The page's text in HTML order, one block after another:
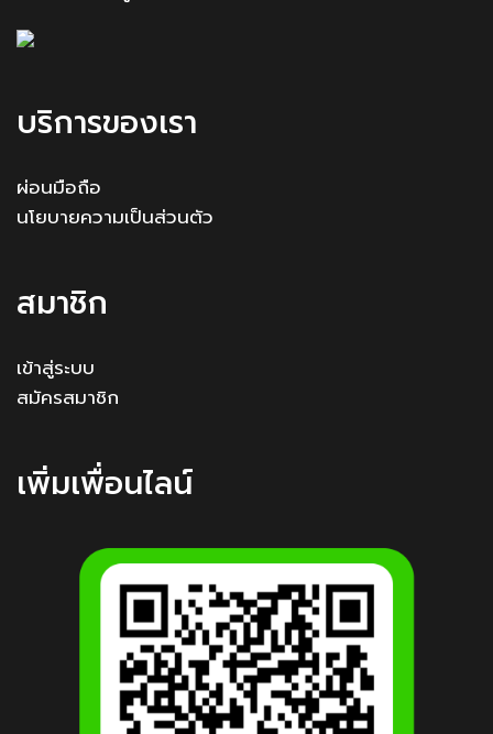
บริการของเรา
ผ่อนมือถือ
นโยบายความเป็นส่วนตัว
สมาชิก
เข้าสู่ระบบ
สมัครสมาชิก
เพิ่มเพื่อนไลน์